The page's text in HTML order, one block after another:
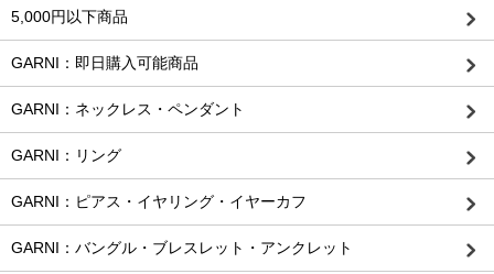
5,000円以下商品
GARNI：即日購入可能商品
GARNI：ネックレス・ペンダント
GARNI：リング
GARNI：ピアス・イヤリング・イヤーカフ
GARNI：バングル・ブレスレット・アンクレット